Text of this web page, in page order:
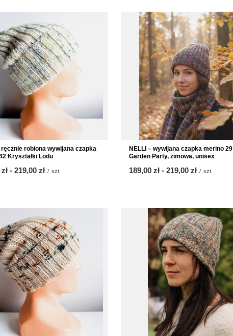
ręcznie robiona wywijana czapka
Kryształki Lodu
- do
219,00 zł / szt.
NELLI – wywijana czapka merino 29
Garden Party, zimowa, unisex
od
189,00 zł - do
219,00 zł / szt.